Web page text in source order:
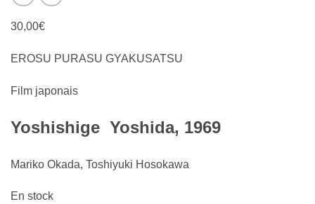
30,00€
EROSU PURASU GYAKUSATSU
Film japonais
Yoshishige Yoshida, 1969
Mariko Okada, Toshiyuki Hosokawa
En stock